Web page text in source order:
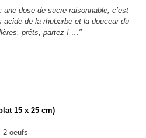
dose de sucre raisonnable, c’est
acide de la rhubarbe et la douceur du
prêts, partez ! …"
15 x 25 cm)
2 oeufs